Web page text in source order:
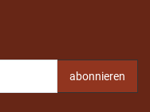
abonnieren